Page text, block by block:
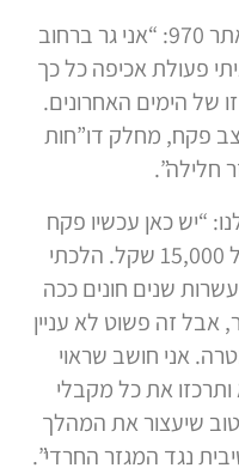
תושב בשכונה מספר לאתר 970: “אני גר ברחוב
פעולת אכיפה כל כך
של הימים האחרונים.
פקח, מחלק דו”חות
חלילה”.
“יש כאן עכשיו פקח
שחילק דו”חות בסך של 15,000 שקל. הלכתי
שנים חונים ככה
אבל זה פשוט לא עניין
אני חושב שראוי
ותרכזו את כל מקבלי
שיעצור את המהלך
נגד המגזר החרדי”.